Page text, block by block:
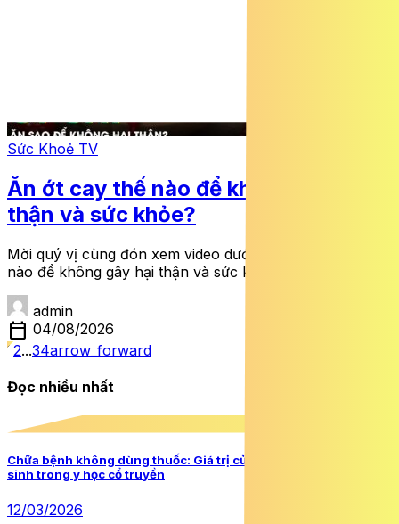
Sức Khoẻ TV
Ăn ớt cay thế nào để không gây hại
thận và sức khỏe?
Mời quý vị cùng đón xem video dưới đây: Ăn ớt cay thế
nào để không gây hại thận và sức khỏe?
admin
calendar_today 04/08/2026
12...34arrow_forward
Đọc nhiều nhất
Chữa bệnh không dùng thuốc: Giá trị của châm cứu và dưỡng
sinh trong y học cổ truyền
12/03/2026